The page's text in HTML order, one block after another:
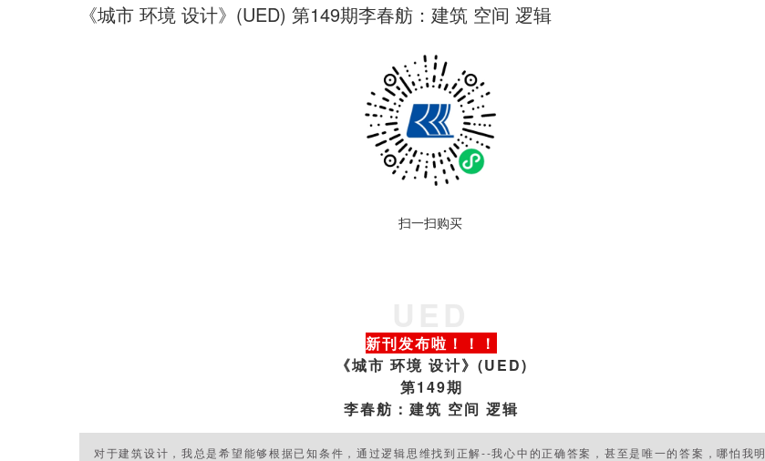
《城市 环境 设计》(UED) 第149期李春舫：建筑 空间 逻辑
扫一扫购买
新刊发布啦！！！
《城市 环境 设计》(UED)
第149期
李春舫：建筑 空间 逻辑
对于建筑设计，我总是希望能够根据已知条件，通过逻辑思维找到正解--我心中的正确答案，甚至是唯一的答案，哪怕我明